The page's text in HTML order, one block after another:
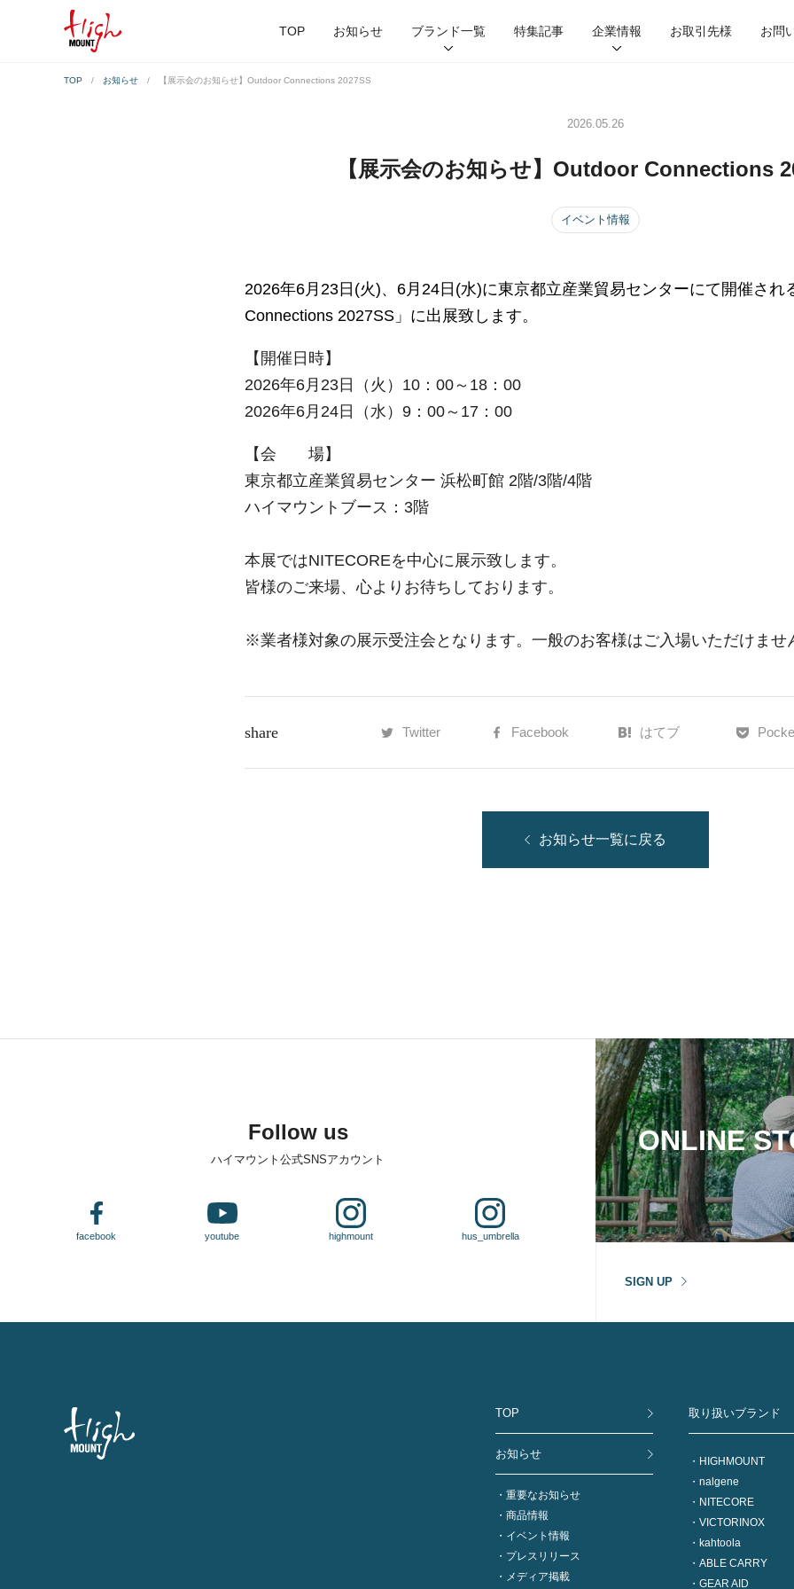
TOP お知らせ ブランド一覧
ABLE CARRY
特集記事 企業情報 お取引先様 お問
TOP お知らせ 【展示会のお知らせ】Outdoor Connections 2027SS
2026.05.26
【展示会のお知らせ】Outdoor Connections
イベント情報
2026年6月23日(火)、6月24日(水)に東京都立産業貿易センターにて開催され
Connections 2027SS」に出展致します。
【開催日時】
2026年6月23日（火）10：00～18：00
2026年6月24日（水）9：00～17：00
【会 場】
東京都立産業貿易センター 浜松町館 2階/3階/4階
ハイマウントブース：3階
本展ではNITECOREを中心に展示致します。
皆様のご来場、心よりお待ちしております。
※業者様対象の展示受注会となります。一般のお客様はご入場いただけませ
share Twitter Facebook はてブ
お知らせ一覧に戻る
Follow us
ハイマウント公式SNSアカウント
facebook youtube highmount hus_umbrella
ONLINE
SIGN UP
TOP
お知らせ
重要なお知らせ
商品情報
イベント情報
プレスリリース
メディア掲載
取り扱いブランド
HIGHMOUNT
nalgene
NITECORE
VICTORINOX
kahtoola
ABLE CARRY
GEAR AID